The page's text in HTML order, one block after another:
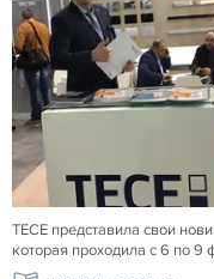
ТЕСЕ представила свои
которая проходила с 6 по 9